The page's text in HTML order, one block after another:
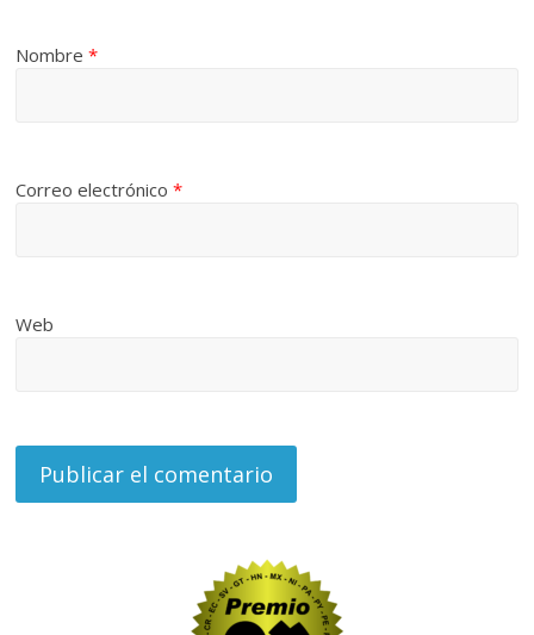
Nombre*
Correo electrónico*
Web